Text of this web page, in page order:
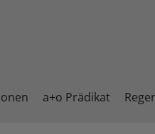
a+o Prädikat